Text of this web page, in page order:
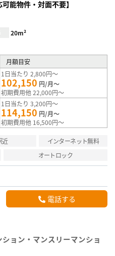
能物件・対面不要】
20m²
月額目安
1日当たり 2,800円～
102,150 円/月～
初期費用他 22,000円～
1日当たり 3,200円～
114,150 円/月～
初期費用他 16,500円～
近
インターネット無料
オートロック
電話する
ョン・マンスリーマンショ